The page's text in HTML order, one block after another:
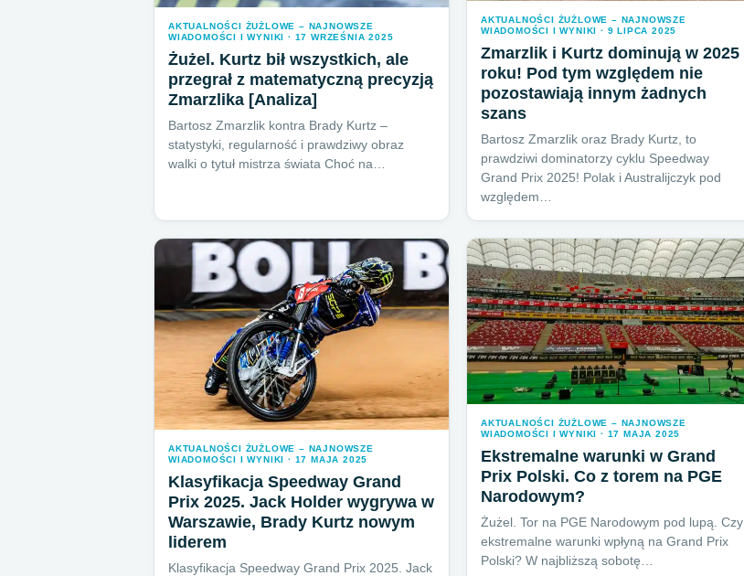
AKTUALNOŚCI ŻUŻLOWE – NAJNOWSZE
WIADOMOŚCI I WYNIKI · 17 WRZEŚNIA 2025
Żużel. Kurtz bił wszystkich, ale
przegrał z matematyczną precyzją
Zmarzlika [Analiza]
Bartosz Zmarzlik kontra Brady Kurtz –
statystyki, regularność i prawdziwy obraz
walki o tytuł mistrza świata Choć na…
AKTUALNOŚCI ŻUŻLOWE – NAJNOWSZE
WIADOMOŚCI I WYNIKI · 9 LIPCA 2025
Zmarzlik i Kurtz dominują w 2025
roku! Pod tym względem nie
pozostawiają innym żadnych
szans
Bartosz Zmarzlik oraz Brady Kurtz, to
prawdziwi dominatorzy cyklu Speedway
Grand Prix 2025! Polak i Australijczyk pod
względem…
AKTUALNOŚCI ŻUŻLOWE – NAJNOWSZE
WIADOMOŚCI I WYNIKI · 17 MAJA 2025
Klasyfikacja Speedway Grand
Prix 2025. Jack Holder wygrywa w
Warszawie, Brady Kurtz nowym
liderem
Klasyfikacja Speedway Grand Prix 2025. Jack
AKTUALNOŚCI ŻUŻLOWE – NAJNOWSZE
WIADOMOŚCI I WYNIKI · 17 MAJA 2025
Ekstremalne warunki w Grand
Prix Polski. Co z torem na PGE
Narodowym?
Żużel. Tor na PGE Narodowym pod lupą. Czy
ekstremalne warunki wpłyną na Grand Prix
Polski? W najbliższą sobotę…